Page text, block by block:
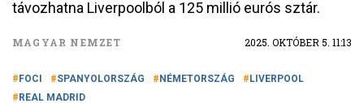
távozhatna Liverpoolból a 125 millió eurós sztár.
MAGYAR NEMZET 2025. OKTÓBER 5. 11:13
FOCI SPANYOLORSZÁG NÉMETORSZÁG
LIVERPOOL
REAL MADRID